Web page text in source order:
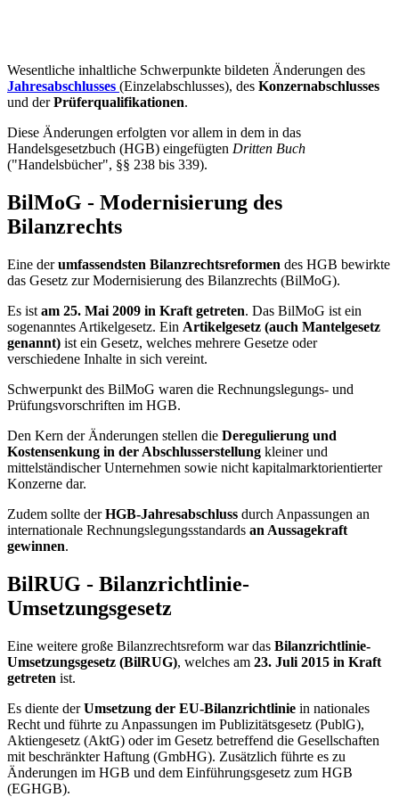
Wesentliche inhaltliche Schwerpunkte bildeten Änderungen des
Jahresabschlusses (Einzelabschlusses), des Konzernabschlusses
und derPrüferqualifikationen.
Diese Änderungen erfolgten vor allem in dem in das
Handelsgesetzbuch (HGB) eingefügten Dritten Buch
("Handelsbücher", §§ 238 bis 339).
BilMoG - Modernisierung des
Bilanzrechts
Eine derumfassendsten Bilanzrechtsreformen des HGB bewirkte
das Gesetz zur Modernisierung des Bilanzrechts (BilMoG).
Es ist am 25. Mai 2009 in Kraft getreten. Das BilMoG ist ein
sogenanntes Artikelgesetz. Ein Artikelgesetz (auch Mantelgesetz
genannt) ist ein Gesetz, welches mehrere Gesetze oder
verschiedene Inhalte in sich vereint.
Schwerpunkt des BilMoG waren die Rechnungslegungs- und
Prüfungsvorschriften im HGB.
Den Kern der Änderungen stellen die Deregulierung und
Kostensenkung in der Abschlusserstellung kleiner und
mittelständischer Unternehmen sowie nicht kapitalmarktorientierter
Konzerne dar.
Zudem sollte derHGB-Jahresabschluss durch Anpassungen an
internationale Rechnungslegungsstandards an Aussagekraft
gewinnen.
BilRUG - Bilanzrichtlinie-
Umsetzungsgesetz
Eine weitere große Bilanzrechtsreform war das Bilanzrichtlinie-
Umsetzungsgesetz (BilRUG), welches am 23. Juli 2015 in Kraft
getreten ist.
Es diente derUmsetzung der EU-Bilanzrichtlinie in nationales
Recht und führte zu Anpassungen im Publizitätsgesetz (PublG),
Aktiengesetz (AktG) oder im Gesetz betreffend die Gesellschaften
mit beschränkter Haftung (GmbHG). Zusätzlich führte es zu
Änderungen im HGB und dem Einführungsgesetz zum HGB
(EGHGB).